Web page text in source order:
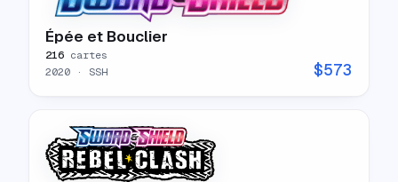
Épée et Bouclier
216 cartes
2020 · SSH $573